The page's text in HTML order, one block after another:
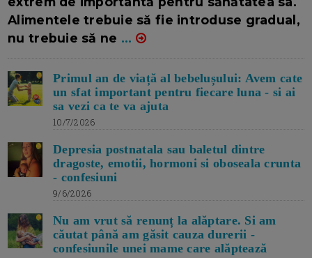
Alimentele trebuie să fie introduse gradual,
nu trebuie să ne ...
Primul an de viață al bebelușului: Avem cate
un sfat important pentru fiecare luna - si ai
sa vezi ca te va ajuta
10/7/2026
Depresia postnatala sau baletul dintre
dragoste, emotii, hormoni si oboseala crunta
- confesiuni
9/6/2026
Nu am vrut să renunț la alăptare. Si am
căutat până am găsit cauza durerii -
confesiunile unei mame care alăptează